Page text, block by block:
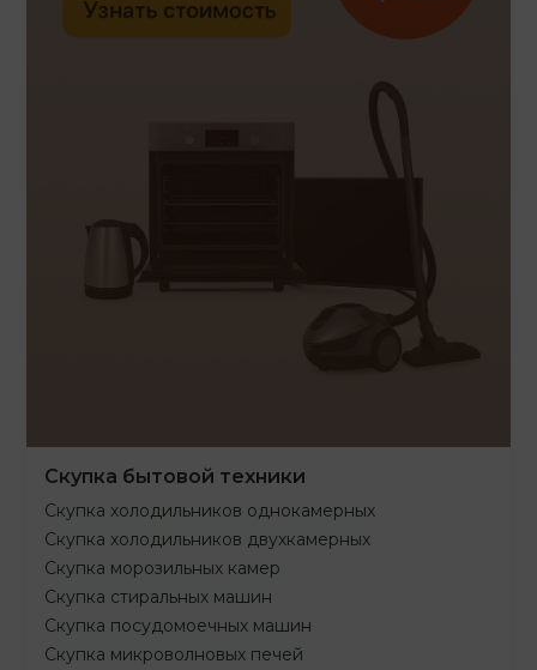
Скупка бытовой техники
Скупка холодильников однокамерных
Скупка холодильников двухкамерных
Скупка морозильных камер
Скупка стиральных машин
Скупка посудомоечных машин
Скупка микроволновых печей